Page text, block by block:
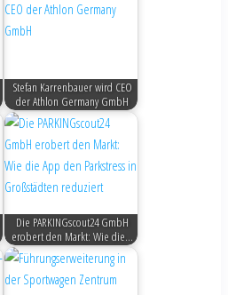
Stefan Karrenbauer wird CEO
der Athlon Germany GmbH
Die PARKINGscout24 GmbH
erobert den Markt: Wie die…